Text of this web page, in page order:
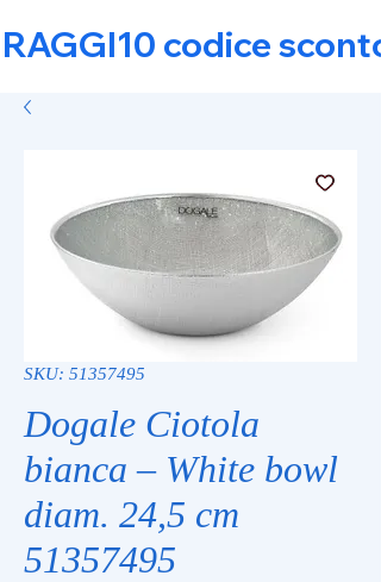
RAGGI10 codice
SKU: 51357495
Dogale Ciotola
bianca – White bowl
diam. 24,5 cm
51357495